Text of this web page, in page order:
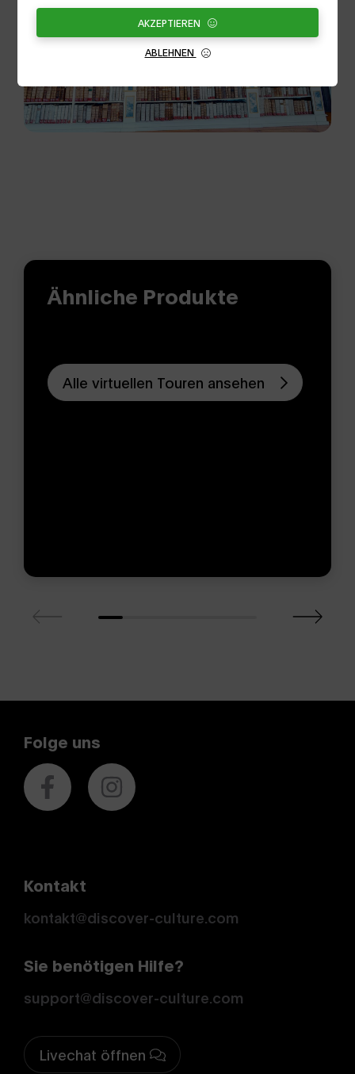
Ähnliche Produkte
Alle virtuellen Touren ansehen
Folge uns
Kontakt
kontakt@discover-culture.com
Sie benötigen Hilfe?
support@discover-culture.com
Livechat öffnen
ABLEHNEN
AKZEPTIEREN